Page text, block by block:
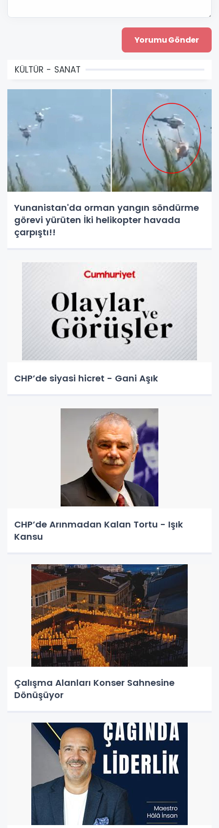
KÜLTÜR - SANAT
Yunanistan'da orman yangın söndürme
görevi yürüten İki helikopter havada
çarpıştı!!
CHP’de siyasi hicret - Gani Aşık
CHP’de Arınmadan Kalan Tortu - Işık
Kansu
Çalışma Alanları Konser Sahnesine
Dönüşüyor